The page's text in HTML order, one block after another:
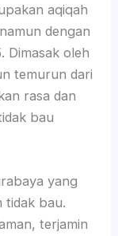
aqiqah
dengan
Dimasak oleh
temurun dari
rasa dan
bau
yang
tidak bau.
terjamin